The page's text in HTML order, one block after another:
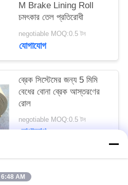
M Brake Lining Roll
চমৎকার তেল প্রতিরোধী
negotiable MOQ:0.5 টন
যোগাযোগ
ব্রেক সিস্টেমের জন্য 5 মিমি
বেধের বোনা ব্রেক আস্তরণের
রোল
negotiable MOQ:0.5 টন
যোগাযোগ
6:48 AM